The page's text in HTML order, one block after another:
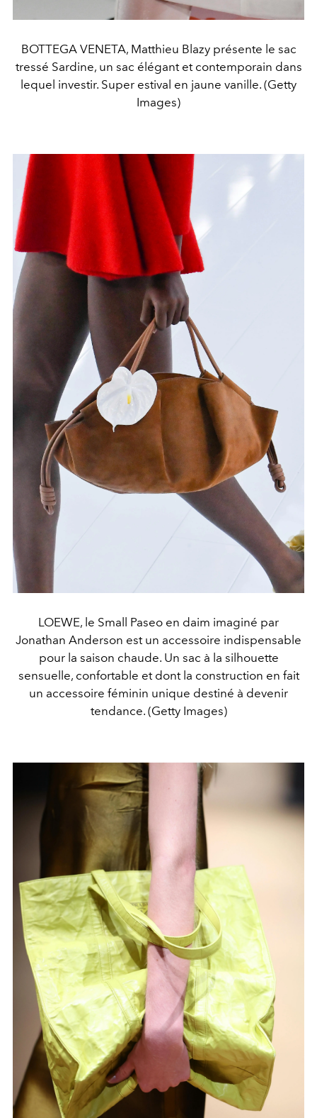
BOTTEGA VENETA, Matthieu Blazy présente le sac
tressé Sardine, un sac élégant et contemporain dans
lequel investir. Super estival en jaune vanille. (Getty
Images)
LOEWE, le Small Paseo en daim imaginé par
Jonathan Anderson est un accessoire indispensable
pour la saison chaude. Un sac à la silhouette
sensuelle, confortable et dont la construction en fait
un accessoire féminin unique destiné à devenir
tendance. (Getty Images)